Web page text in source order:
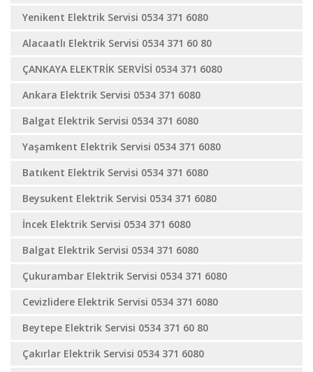
Yenikent Elektrik Servisi 0534 371 6080
Alacaatlı Elektrik Servisi 0534 371 60 80
ÇANKAYA ELEKTRİK SERVİSİ 0534 371 6080
Ankara Elektrik Servisi 0534 371 6080
Balgat Elektrik Servisi 0534 371 6080
Yaşamkent Elektrik Servisi 0534 371 6080
Batıkent Elektrik Servisi 0534 371 6080
Beysukent Elektrik Servisi 0534 371 6080
İncek Elektrik Servisi 0534 371 6080
Balgat Elektrik Servisi 0534 371 6080
Çukurambar Elektrik Servisi 0534 371 6080
Cevizlidere Elektrik Servisi 0534 371 6080
Beytepe Elektrik Servisi 0534 371 60 80
Çakırlar Elektrik Servisi 0534 371 6080